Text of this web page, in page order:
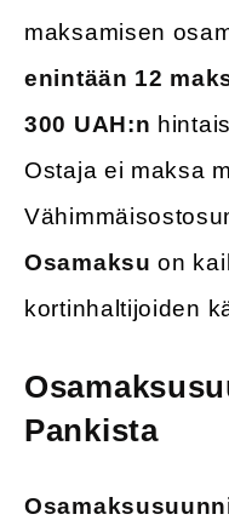
maksamisen
enintään 12
300 UAH:n
Ostaja ei maksa
Osamaksu on
kortinhaltijoiden
Pankista